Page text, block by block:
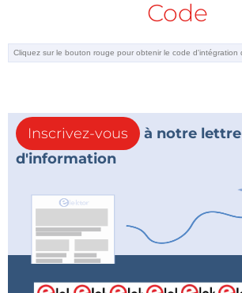
Code
Inscrivez-vous
à notre lettre
d'information